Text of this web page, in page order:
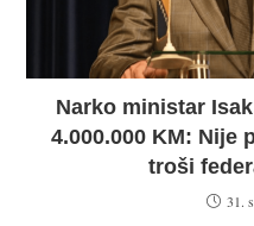
Narko ministar
4.000.000 KM: Nije
troši
31.